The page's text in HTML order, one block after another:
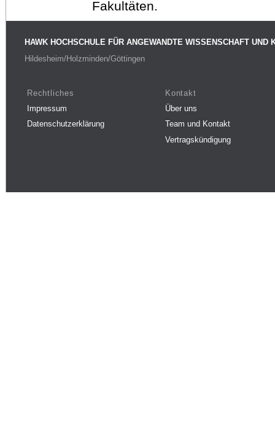
Fakultäten.
HAWK HOCHSCHULE FÜR ANGEWANDTE WISSENSCHAFT UND
Hildesheim/Holzminden/Göttingen
Rechtliches
Impressum
Datenschutzerklärung
Kontakt
Über uns
Team und Kontakt
Vertragskündigung